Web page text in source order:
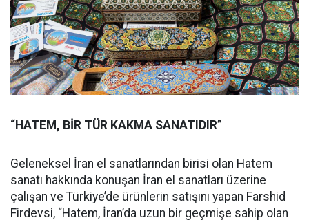
“HATEM, BİR TÜR KAKMA SANATIDIR”
Geleneksel İran el sanatlarından birisi olan Hatem
sanatı hakkında konuşan İran el sanatları üzerine
çalışan ve Türkiye’de ürünlerin satışını yapan Farshid
Firdevsi, “Hatem, İran’da uzun bir geçmişe sahip olan